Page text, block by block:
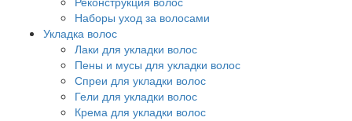
Наборы уход за волосами
Укладка волос
Лаки для укладки волос
Пены и мусы для укладки волос
Спреи для укладки волос
Гели для укладки волос
Крема для укладки волос